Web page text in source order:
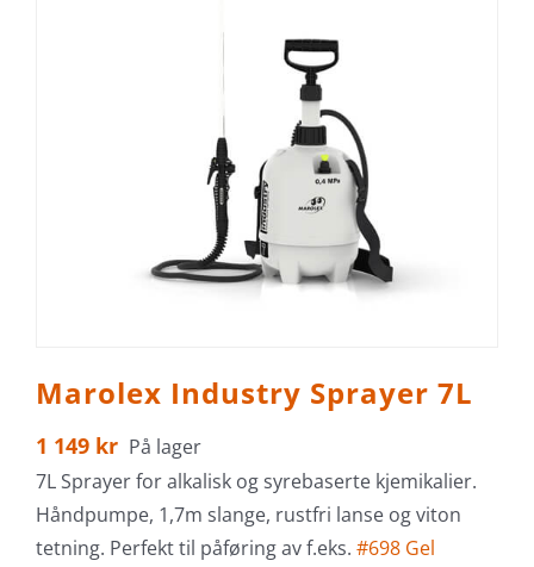
Marolex Industry Sprayer 7L
1 149 kr På lager
7L Sprayer for alkalisk og syrebaserte kjemikalier.
Håndpumpe, 1,7m slange, rustfri lanse og viton
tetning. Perfekt til påføring av f.eks. #698 Gel